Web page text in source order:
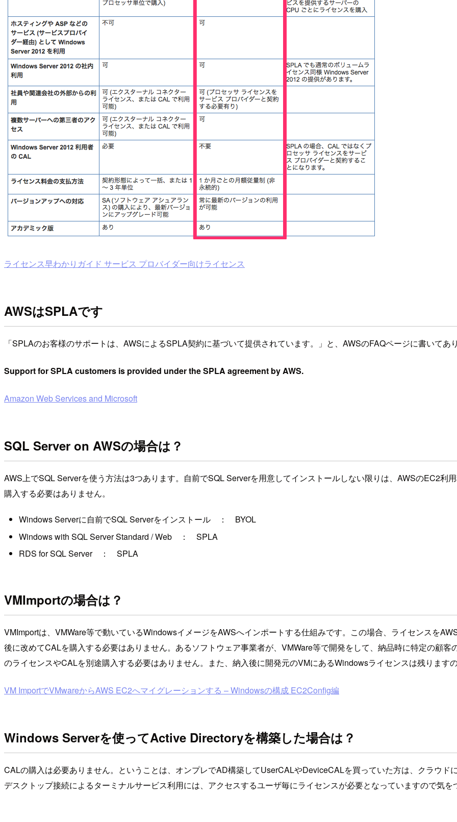
ライセンス早わかりガイド サービス プロバイダー向けライセンス
AWSはSPLAです
「SPLAのお客様のサポートは、AWSによるSPLA契約に基づいて提供されています。」と、AWSのFAQページに書いてあり
Support for SPLA customers is provided under the SPLA agreement by AWS.
Amazon Web Services and Microsoft
SQL Server on AWSの場合は？
AWS上でSQL Serverを使う方法は3つあります。自前でSQL Serverを用意してインストールしない限りは、AWSのEC2利
購入する必要はありません。
Windows Serverに自前でSQL Serverをインストール ： BYOL
Windows with SQL Server Standard / Web ： SPLA
RDS for SQL Server ： SPLA
VMImportの場合は？
VMImportは、VMWare等で動いているWindowsイメージをAWSへインポートする仕組みです。この場合、ライセンスを
後に改めてCALを購入する必要はありません。あるソフトウェア事業者が、VMWare等で開発をして、納品時に特定の顧
のライセンスやCALを別途購入する必要はありません。また、納入後に開発元のVMにあるWindowsライセンスは残りますの
VM ImportでVMwareからAWS EC2へマイグレーションする – Windowsの構成 EC2Config編
Windows Serverを使ってActive Directoryを構築した場合は？
CALの購入は必要ありません。ということは、オンプレでAD構築してUserCALやDeviceCALを買っていた方は、クラウド
デスクトップ接続によるターミナルサービス利用には、アクセスするユーザ毎にライセンスが必要となっていますので気を